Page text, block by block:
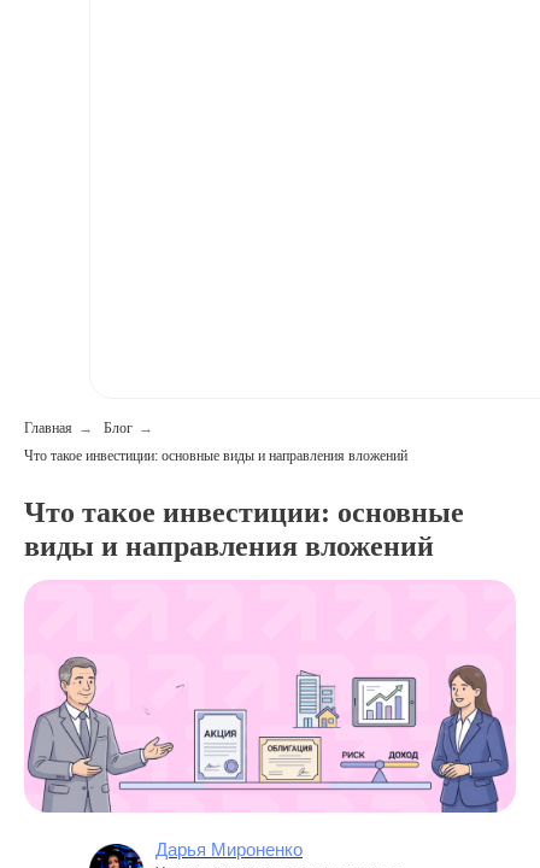
Главная → Блог →
Что такое инвестиции: основные виды и направления вложений
Что такое инвестиции: основные
виды и направления вложений
Дарья Мироненко